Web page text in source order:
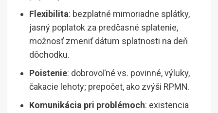
Flexibilita: bezplatné mimoriadne splátky,
jasný poplatok za predčasné splatenie,
možnosť zmeniť dátum splatnosti na deň
dôchodku.
Poistenie: dobrovoľné vs. povinné, výluky,
čakacie lehoty; prepočet, ako zvýši RPMN.
Komunikácia pri problémoch: existencia